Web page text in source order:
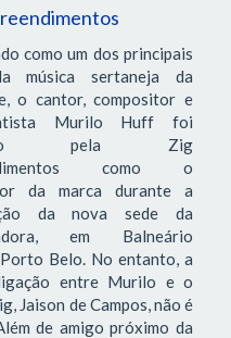
como um dos principais
música sertaneja da
o cantor, compositor e
Murilo Huff foi
pela Zig
como o
da marca durante a
da nova sede da
em Balneário
Belo. No entanto, a
entre Murilo e o
Jaison de Campos, não é
de amigo próximo da